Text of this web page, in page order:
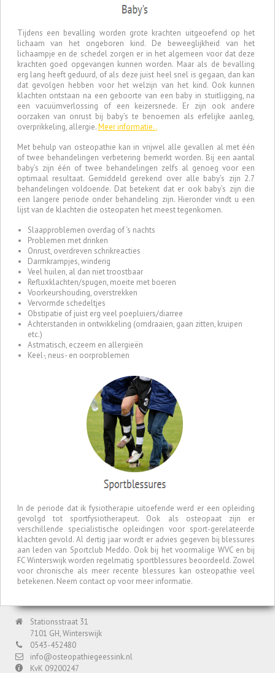
Tijdens een bevalling worden grote krachten uitgeoefend op het
lichaam van het ongeboren kind. De beweeglijkheid van het
lichaampje en de schedel zorgen er in het algemeen voor dat deze
krachten goed opgevangen kunnen worden. Maar als de bevalling
erg lang heeft geduurd, of als deze juist heel snel is gegaan, dan kan
dat gevolgen hebben voor het welzijn van het kind. Ook kunnen
klachten ontstaan na een geboorte van een baby in stuitligging, na
een vacuümverlossing of een keizersnede. Er zijn ook andere
oorzaken van onrust bij baby’s te benoemen als erfelijke aanleg,
overprikkeling, allergie.Meer informatie..
Met behulp van osteopathie kan in vrijwel alle gevallen al met één
of twee behandelingen verbetering bemerkt worden. Bij een aantal
baby’s zijn één of twee behandelingen zelfs al genoeg voor een
optimaal resultaat. Gemiddeld gerekend over alle baby’s zijn 2.7
behandelingen voldoende. Dat betekent dat er ook baby’s zijn die
een langere periode onder behandeling zijn. Hieronder vindt u een
lijst van de klachten die osteopaten het meest tegenkomen.
Slaapproblemen overdag of ‘s nachts
Problemen met drinken
Onrust, overdreven schrikreacties
Darmkrampjes, winderig
Veel huilen, al dan niet troostbaar
Refluxklachten/spugen, moeite met boeren
Voorkeurshouding, overstrekken
Vervormde schedeltjes
Obstipatie of juist erg veel poepluiers/diarree
Achterstanden in ontwikkeling (omdraaien, gaan zitten, kruipen
etc.)
Astmatisch, eczeem en allergieën
Keel-, neus- en oorproblemen
In de periode dat ik fysiotherapie uitoefende werd er een opleiding
gevolgd tot sportfysiotherapeut. Ook als osteopaat zijn er
verschillende specialistische opleidingen voor sport-gerelateerde
klachten gevold. Al dertig jaar wordt er advies gegeven bij blessures
aan leden van Sportclub Meddo. Ook bij het voormalige WVC en bij
FC Winterswijk worden regelmatig sportblessures beoordeeld. Zowel
voor chronische als meer recente blessures kan osteopathie veel
betekenen. Neem contact op voor meer informatie.
Stationsstraat 31
7101 GH, Winterswijk
0543-452480
info@osteopathiegeessink.nl
KvK 09200247